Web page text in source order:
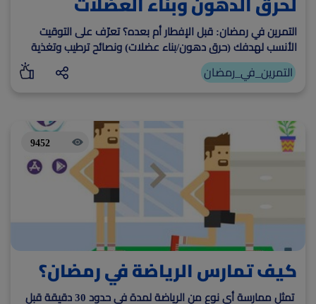
التمرين في رمضان: قبل الإفطار أم بعده؟ تعرّف على التوقيت
الأنسب لهدفك (حرق دهون/بناء عضلات) ونصائح ترطيب وتغذية
تمنع الدوخة والإرهاق.
التمرين_في_رمضان
9452
كيف تمارس الرياضة في رمضان؟
تمثل ممارسة أي نوع من الرياضة لمدة في حدود 30 دقيقة قبل